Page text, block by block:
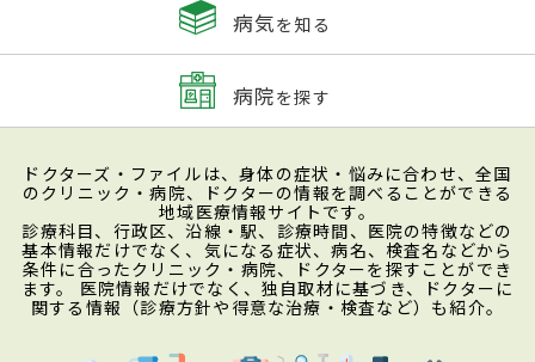
病気を知る
病院を探す
ドクターズ・ファイルは、身体の症状・悩みに合わせ、全国
のクリニック・病院、ドクターの情報を調べることができる
地域医療情報サイトです。
診療科目、行政区、沿線・駅、診療時間、医院の特徴などの
基本情報だけでなく、気になる症状、病名、検査名などから
条件に合ったクリニック・病院、ドクターを探すことができ
ます。 医院情報だけでなく、独自取材に基づき、ドクターに
関する情報（診療方針や得意な治療・検査など）も紹介。